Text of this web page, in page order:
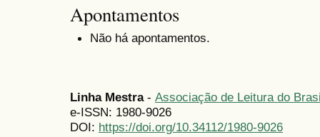
Apontamentos
Não há apontamentos.
Linha Mestra - Associação de Leitura do
e-ISSN: 1980-9026
DOI: https://doi.org/10.34112/1980-9026